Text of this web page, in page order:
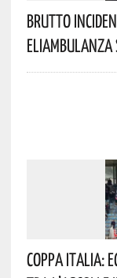
Brutto
Coppa Italia: